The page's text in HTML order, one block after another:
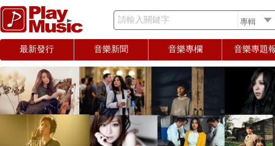
請輸入關鍵字
最新發行 音樂新聞 音樂專欄 音樂專題